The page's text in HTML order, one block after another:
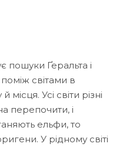
пошуки Ґеральта і
світами в
Усі світи різні
перепочити, і
ельфи, то
У рідному світі